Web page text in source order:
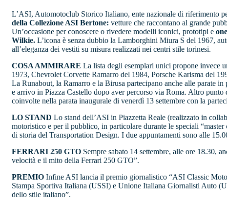
L’ASI, Automotoclub Storico Italiano, ente nazionale di riferimento
della Collezione ASI Bertone: vetture che raccontano al grande
Un’occasione per conoscere o rivedere modelli iconici, prototipi e
Wilkie. L’icona è senza dubbio la Lamborghini Miura S del 1967,
all’eleganza dei vestiti su misura realizzati nei centri stile torinesi.
COSA AMMIRARE La lista degli esemplari unici propone invece
1973, Chevrolet Corvette Ramarro del 1984, Porsche Karisma del
La Runabout, la Ramarro e la Birusa partecipano anche alle parate
e arrivo in Piazza Castello dopo aver percorso via Roma. Altro
coinvolte nella parata inaugurale di venerdì 13 settembre con la
LO STAND Lo stand dell’ASI in Piazzetta Reale (realizzato in
motoristico e per il pubblico, in particolare durante le speciali
di storia del Transportation Design. I due appuntamenti sono alle
FERRARI 250 GTO Sempre sabato 14 settembre, alle ore 18.30,
velocità e il mito della Ferrari 250 GTO”.
PREMIO Infine ASI lancia il premio giornalistico “ASI Classic
Stampa Sportiva Italiana (USSI) e Unione Italiana Giornalisti Auto
dello stile italiano”.